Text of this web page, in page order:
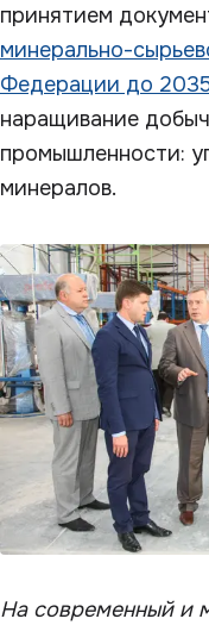
принятием
минерально-
Федерации до
наращивание
промышленности:
минералов.
На современный и